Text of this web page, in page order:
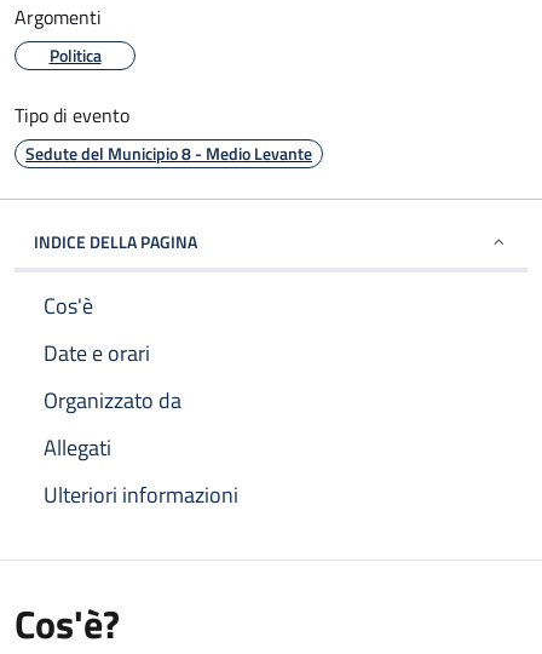
Argomenti
Politica
Tipo di evento
Sedute del Municipio 8 - Medio Levante
INDICE DELLA PAGINA
Cos'è
Date e orari
Organizzato da
Allegati
Ulteriori informazioni
Cos'è?